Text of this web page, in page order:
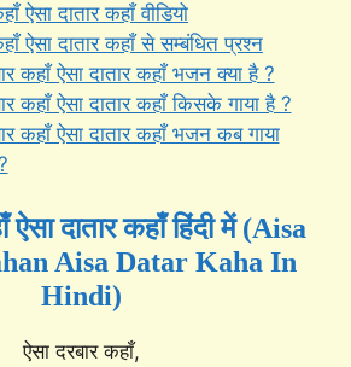
ऐसा दातार कहाँ वीडियो
ऐसा दातार कहाँ से सम्बंधित प्रश्न
कहाँ ऐसा दातार कहाँ भजन क्या है ?
कहाँ ऐसा दातार कहाँ किसके गाया है ?
कहाँ ऐसा दातार कहाँ भजन कब गाया
ऐसा दातार कहाँ हिंदी में (Aisa
Aisa Datar Kaha In
Hindi)
ऐसा दरबार कहाँ,